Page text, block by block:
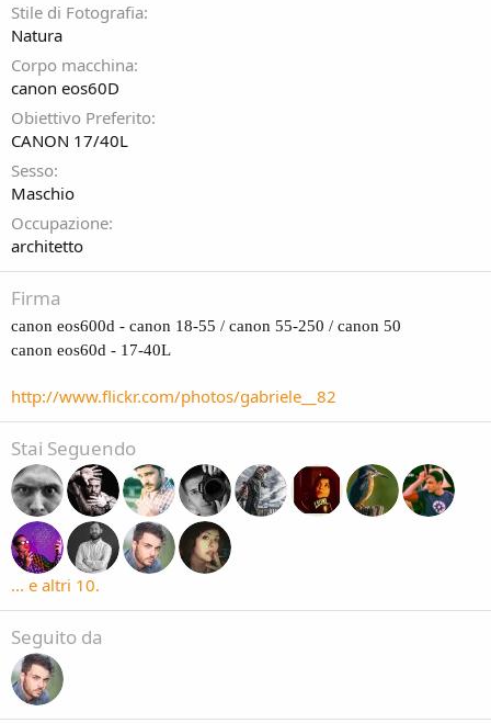
Stile di Fotografia
Natura
Corpo macchina
canon eos60D
Obiettivo Preferito
CANON 17/40L
Sesso
Maschio
Occupazione
architetto
Firma
canon eos600d - canon 18-55 / canon 55-250 / canon 50
canon eos60d - 17-40L
http://www.flickr.com/photos/gabriele__82
Stai Seguendo
... e altri 10.
Seguito da